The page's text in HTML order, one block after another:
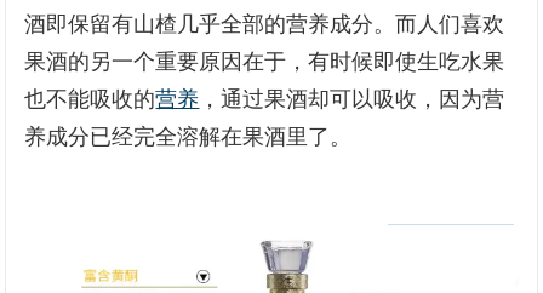
酒即保留有山楂几乎全部的营养成分。而人们喜欢
果酒的另一个重要原因在于，有时候即使生吃水果
也不能吸收的营养 ，通过果酒却可以吸收，因为营
养成分已经完全溶解在果酒里了。